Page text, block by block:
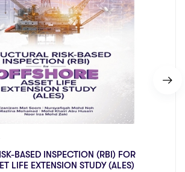
BASED INSPECTION (RBI) FOR
LIFE EXTENSION STUDY (ALES)